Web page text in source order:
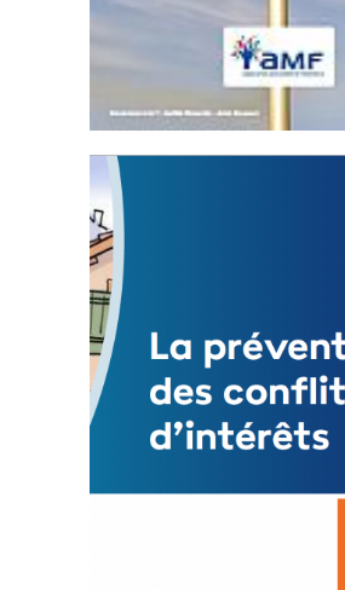
Statut de l’élu local
3 avril 2024
Mise à jour avril 2024
FEUILLETER